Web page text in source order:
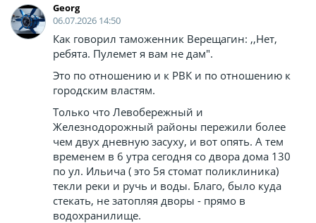
Georg
06.07.2026 14:50
Как говорил таможенник Верещагин: ,,Нет,
ребята. Пулемет я вам не дам".
Это по отношению и к РВК и по отношению к
городским властям.
Только что Левобережный и
Железнодорожный районы пережили более
чем двух дневную засуху, и вот опять. А тем
временем в 6 утра сегодня со двора дома 130
по ул. Ильича ( это 5я стомат поликлиника)
текли реки и ручь и воды. Благо, было куда
стекать, не затопляя дворы - прямо в
водохранилище.